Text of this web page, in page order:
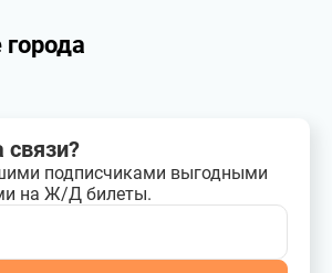
связи?
подписчиками выгодными
на Ж/Д билеты.